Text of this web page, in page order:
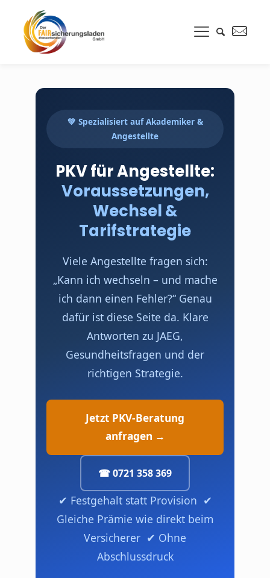
💚 Spezialisiert auf Akademiker &
Angestellte
PKV für Angestellte:
Voraussetzungen,
Wechsel &
Tarifstrategie
Viele Angestellte fragen sich:
„Kann ich wechseln – und mache
ich dann einen Fehler?“ Genau
dafür ist diese Seite da. Klare
Antworten zu JAEG,
Gesundheitsfragen und der
richtigen Strategie.
Jetzt PKV-Beratung
anfragen →
☎ 0721 358 369
✔ Festgehalt statt Provision ✔
Gleiche Prämie wie direkt beim
Versicherer ✔ Ohne
Abschlussdruck